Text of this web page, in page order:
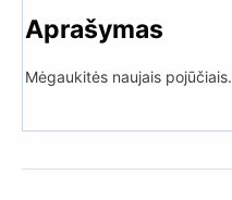
Aprašymas
Mėgaukitės naujais pojūčiais.